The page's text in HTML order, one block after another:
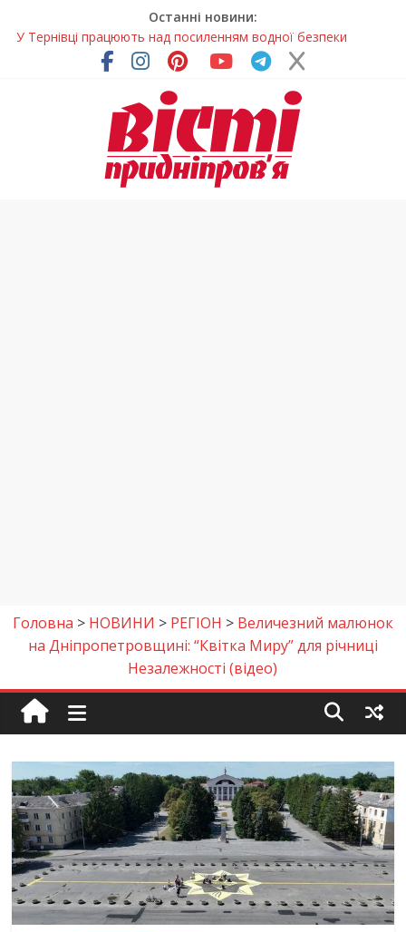
Останні новини:
У Тернівці працюють над посиленням водної безпеки
На Дніпропетровщині різко зросла кількість пожеж в
У Самарі провели незвичайний майстер-клас
Світлові рішення майстрів із Дніпра визнали найкращими в
Засинання після півночі може негативно впливати на
Головна > НОВИНИ > РЕГІОН > Величезний малюнок
на Дніпропетровщині: “Квітка Миру” для річниці
Незалежності (відео)